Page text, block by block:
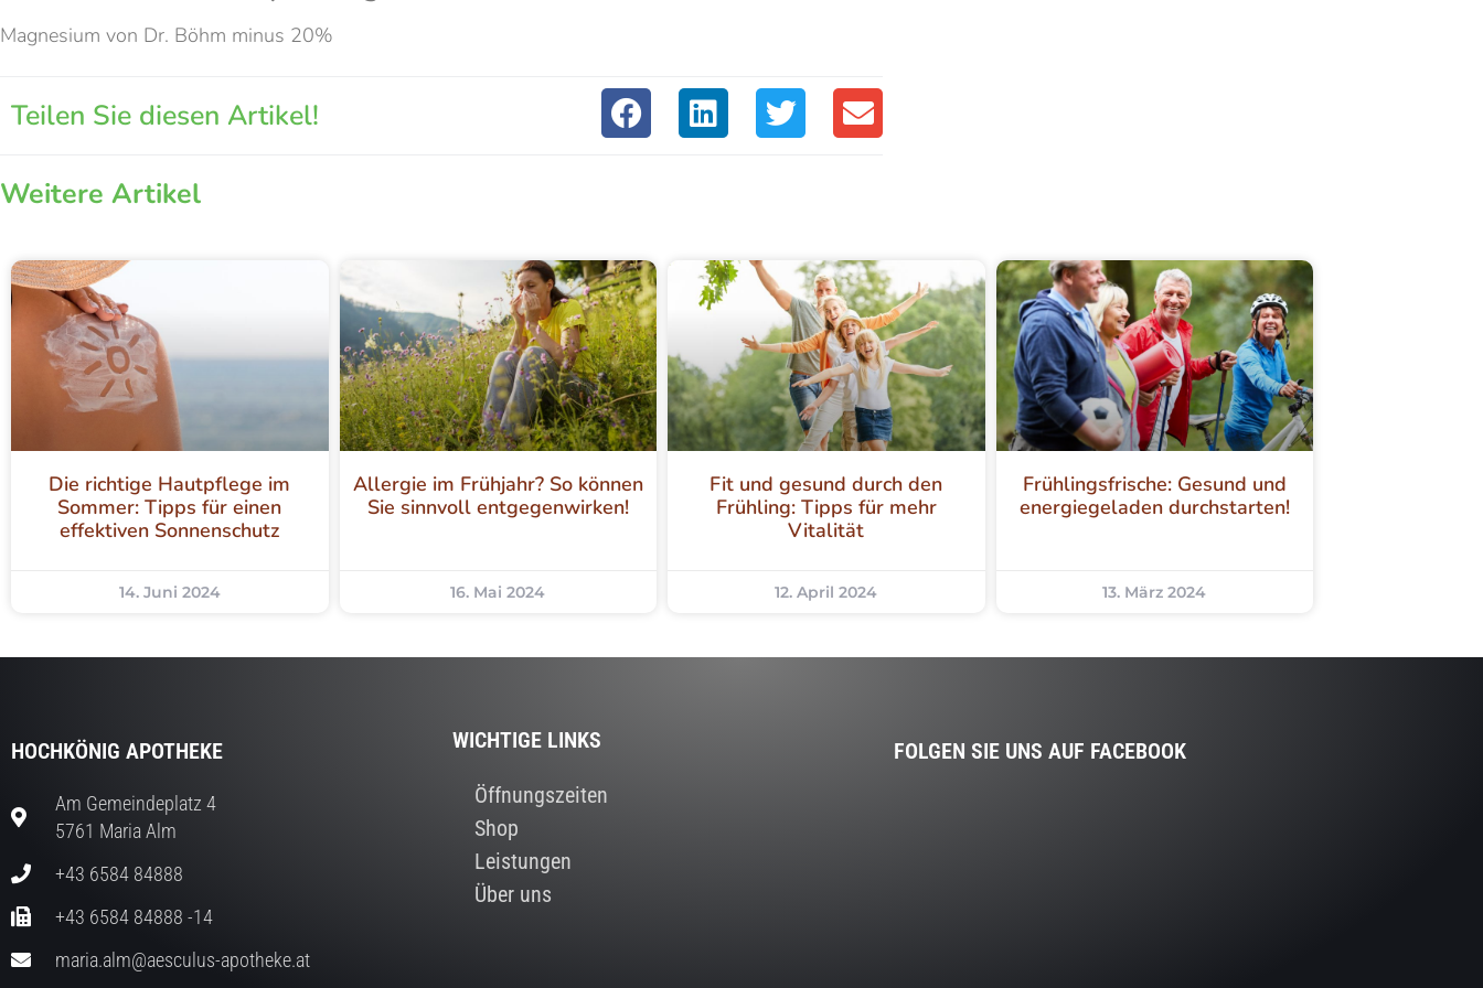
Magnesium von Dr. Böhm minus 20%
Teilen Sie diesen Artikel!
Weitere Artikel
Die richtige Hautpflege im
Sommer: Tipps für einen
effektiven Sonnenschutz
14. Juni 2024
Allergie im Frühjahr? So können
Sie sinnvoll entgegenwirken!
16. Mai 2024
Fit und gesund durch den
Frühling: Tipps für mehr
Vitalität
12. April 2024
Frühlingsfrische: Gesund und
energiegeladen durchstarten!
13. März 2024
HOCHKÖNIG APOTHEKE
Am Gemeindeplatz 4
5761 Maria Alm
+43 6584 84888
+43 6584 84888 -14
maria.alm@aesculus-apotheke.at
WICHTIGE LINKS
Öffnungszeiten
Shop
Leistungen
Über uns
FOLGEN SIE UNS AUF FACEBOOK